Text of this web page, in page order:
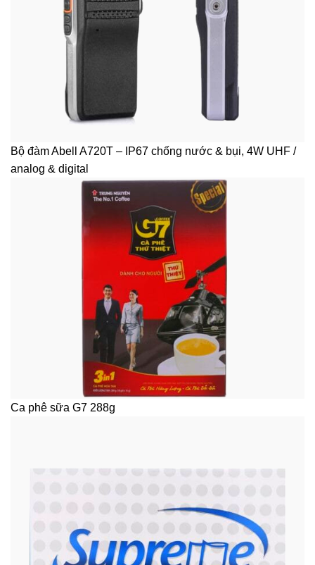
Bộ đàm Abell A720T – IP67 chống nước & bụi, 4W UHF /
analog & digital
Ca phê sữa G7 288g